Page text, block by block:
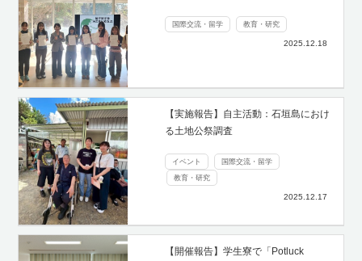
国際交流・留学 教育・研究
2025.12.18
【実施報告】自主活動：石垣島におけ
る土地公祭調査
イベント
国際交流・留学
教育・研究
2025.12.17
【開催報告】学生寮で「Potluck